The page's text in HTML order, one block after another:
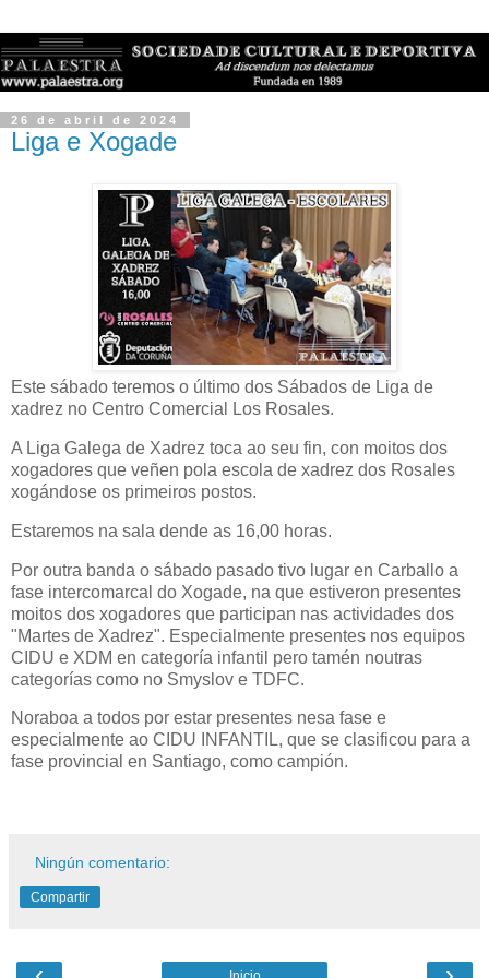
26 de abril de 2024
Liga e Xogade
Este sábado teremos o último dos Sábados de Liga de
xadrez no Centro Comercial Los Rosales.
A Liga Galega de Xadrez toca ao seu fin, con moitos dos
xogadores que veñen pola escola de xadrez dos Rosales
xogándose os primeiros postos.
Estaremos na sala dende as 16,00 horas.
Por outra banda o sábado pasado tivo lugar en Carballo a
fase intercomarcal do Xogade, na que estiveron presentes
moitos dos xogadores que participan nas actividades dos
"Martes de Xadrez". Especialmente presentes nos equipos
CIDU e XDM en categoría infantil pero tamén noutras
categorías como no Smyslov e TDFC.
Noraboa a todos por estar presentes nesa fase e
especialmente ao CIDU INFANTIL, que se clasificou para a
fase provincial en Santiago, como campión.
Ningún comentario:
Compartir